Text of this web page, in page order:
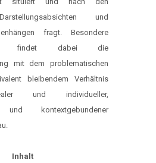
und
fragt. Besondere
findet dabei die
mit dem problematischen
bleibendem Verhältnis
und individueller,
und kontextgebundener
Inhalt